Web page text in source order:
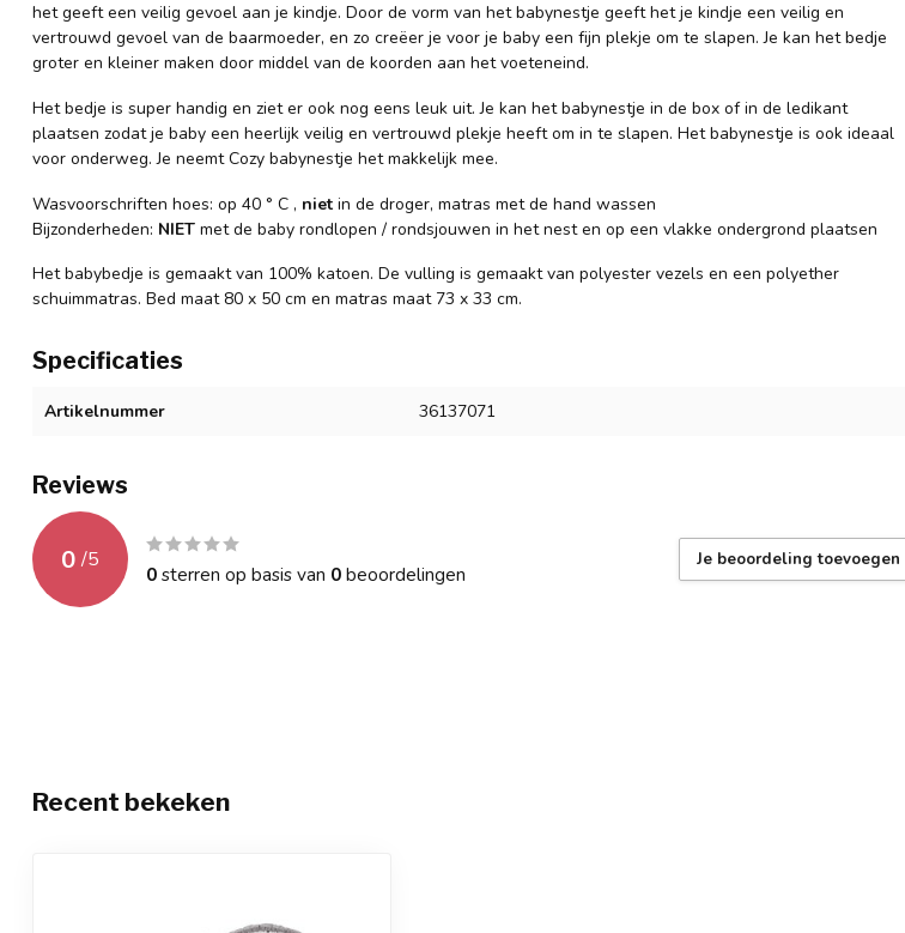
het geeft een veilig gevoel aan je kindje. Door de vorm van het babynestje geeft het je kindje een veilig en
vertrouwd gevoel van de baarmoeder, en zo creëer je voor je baby een fijn plekje om te slapen. Je kan het bedje
groter en kleiner maken door middel van de koorden aan het voeteneind.
Het bedje is super handig en ziet er ook nog eens leuk uit. Je kan het babynestje in de box of in de ledikant
plaatsen zodat je baby een heerlijk veilig en vertrouwd plekje heeft om in te slapen. Het babynestje is ook ideaal
voor onderweg. Je neemt Cozy babynestje het makkelijk mee.
Wasvoorschriften hoes: op 40 ° C , niet in de droger, matras met de hand wassen
Bijzonderheden: NIET met de baby rondlopen / rondsjouwen in het nest en op een vlakke ondergrond plaatsen
Het babybedje is gemaakt van 100% katoen. De vulling is gemaakt van polyester vezels en een polyether
schuimmatras. Bed maat 80 x 50 cm en matras maat 73 x 33 cm.
Specificaties
Artikelnummer 36137071
Reviews
0 /5
0sterren op basis van 0beoordelingen
Je beoordeling toevoegen
Recent bekeken